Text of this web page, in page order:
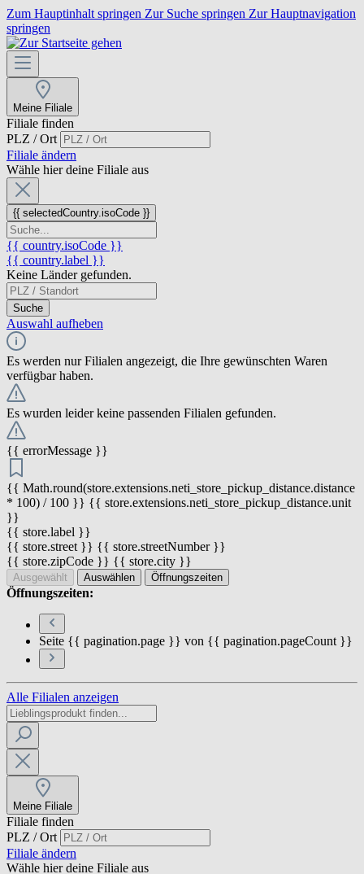
Zum Hauptinhalt springen Zur Suche springen Zur Hauptnavigation
springen
Meine Filiale
Filiale finden
PLZ / Ort
Filiale ändern
Wähle hier deine Filiale aus
{{ selectedCountry.isoCode }}
{{ country.isoCode }}
{{ country.label }}
Keine Länder gefunden.
Suche
Auswahl aufheben
Es werden nur Filialen angezeigt, die Ihre gewünschten Waren
verfügbar haben.
Es wurden leider keine passenden Filialen gefunden.
{{ errorMessage }}
{{ Math.round(store.extensions.neti_store_pickup_distance.distance
* 100) / 100 }} {{ store.extensions.neti_store_pickup_distance.unit
}}
{{ store.label }}
{{ store.street }} {{ store.streetNumber }}
{{ store.zipCode }} {{ store.city }}
Ausgewählt Auswählen Öffnungszeiten
Öffnungszeiten:
Seite {{ pagination.page }} von {{ pagination.pageCount }}
Alle Filialen anzeigen
Meine Filiale
Filiale finden
PLZ / Ort
Filiale ändern
Wähle hier deine Filiale aus